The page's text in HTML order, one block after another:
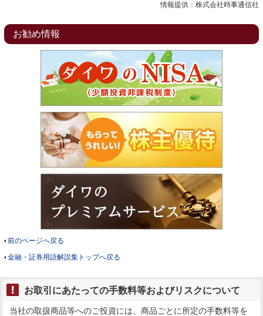
情報提供：株式会社時事通信社
お勧め情報
前のページへ戻る
金融・証券用語解説集トップへ戻る
お取引にあたっての手数料等およびリスクについて
当社の取扱商品等へのご投資には、商品ごとに所定の手数料等を